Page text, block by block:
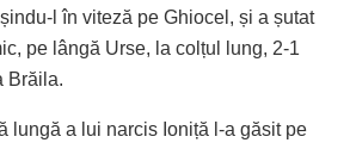
l în viteză pe Ghiocel, și a șutat
pe lângă Urse, la colțul lung, 2-1
Brăila.
lungă a lui narcis Ioniță l-a găsit pe